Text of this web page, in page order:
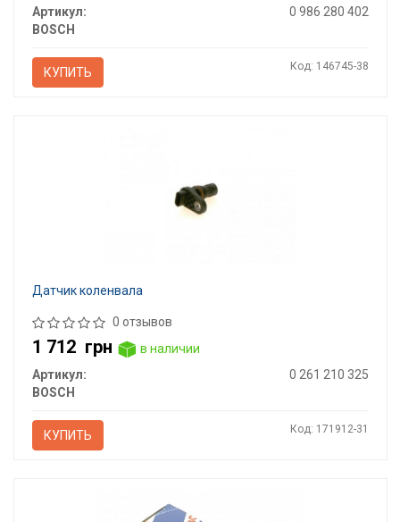
Артикул:
0 986 280 402
BOSCH
КУПИТЬ Код: 146745-38
Датчик коленвала
0 отзывов
1 712 грн
в наличии
Артикул:
0 261 210 325
BOSCH
КУПИТЬ Код: 171912-31